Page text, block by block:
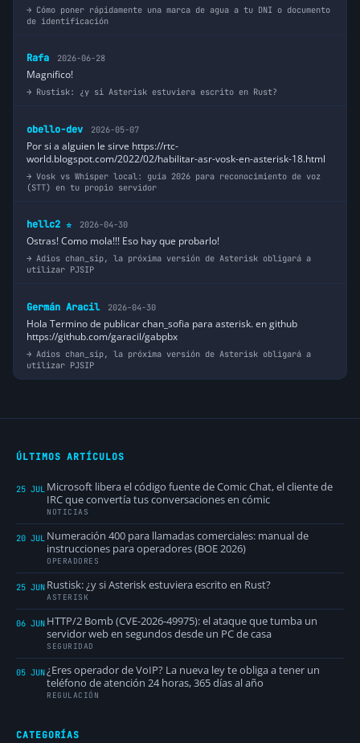
Cómo poner rápidamente una marca de agua a tu DNI o documento
de identificación
Rafa 2026-06-28
Magnifico!
Rustisk: ¿y si Asterisk estuviera escrito en Rust?
obello-dev 2026-05-07
Por si a alguien le sirve https://rtc-
world.blogspot.com/2022/02/habilitar-asr-vosk-en-asterisk-18.html
Vosk vs Whisper local: guía 2026 para reconocimiento de voz
(STT) en tu propio servidor
hellc2 ⭐ 2026-04-30
Ostras! Como mola!!! Eso hay que probarlo!
Adios chan_sip, la próxima versión de Asterisk obligará a
utilizar PJSIP
Germán Aracil 2026-04-30
Hola Termino de publicar chan_sofia para asterisk. en github
https://github.com/garacil/gabpbx
Adios chan_sip, la próxima versión de Asterisk obligará a
utilizar PJSIP
ÚLTIMOS ARTÍCULOS
25 JUL Microsoft libera el código fuente de Comic Chat, el cliente de
IRC que convertía tus conversaciones en cómic
NOTICIAS
20 JUL Numeración 400 para llamadas comerciales: manual de
instrucciones para operadores (BOE 2026)
OPERADORES
25 JUN Rustisk: ¿y si Asterisk estuviera escrito en Rust?
ASTERISK
06 JUN HTTP/2 Bomb (CVE-2026-49975): el ataque que tumba un
servidor web en segundos desde un PC de casa
SEGURIDAD
05 JUN¿Eres operador de VoIP? La nueva ley te obliga a tener un
teléfono de atención 24 horas, 365 días al año
REGULACIÓN
CATEGORÍAS